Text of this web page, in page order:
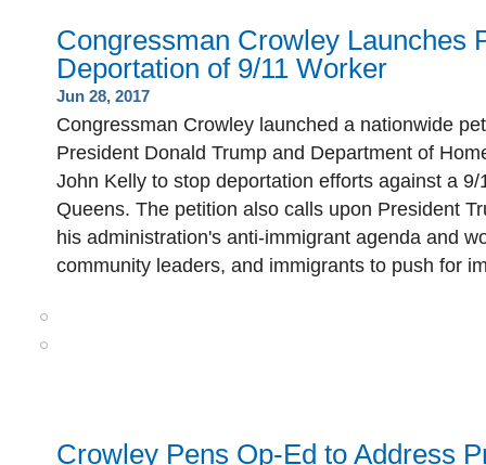
Congressman Crowley Launches
Deportation of 9/11 Worker
Jun 28, 2017
Congressman Crowley launched a nationwide
President Donald Trump and Department of
John Kelly to stop deportation efforts against a
Queens. The petition also calls upon President
his administration's anti-immigrant agenda and
community leaders, and immigrants to push for
Crowley Pens Op-Ed to Address